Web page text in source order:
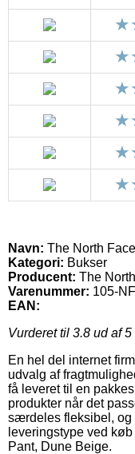
Navn: The North
Kategori: Bukser
Producent: The
Varenummer: 105-
EAN:
Vurderet til 3.8 ud af 5
En hel del internet
udvalg af
få leveret til en
produkter når det
særdeles fleksibel, og
leveringstype ved
Pant, Dune Beige.